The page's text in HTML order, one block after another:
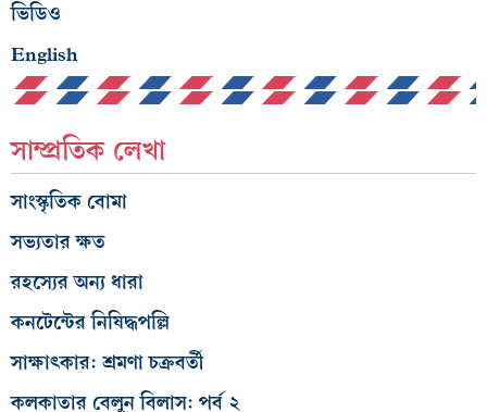
ভিডিও
English
সাম্প্রতিক লেখা
সাংস্কৃতিক বোমা
সভ্যতার ক্ষত
রহস্যের অন্য ধারা
কনটেন্টের নিষিদ্ধপল্লি
সাক্ষাৎকার: শ্রমণা চক্রবর্তী
কলকাতার বেলুন বিলাস: পর্ব ২